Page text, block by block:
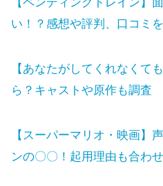
【ペンディングトレイン】
い！？感想や評判、口コミ
【あなたがしてくれなくて
ら？キャストや原作も調査
【スーパーマリオ・映画】
ンの〇〇！起用理由も合わ